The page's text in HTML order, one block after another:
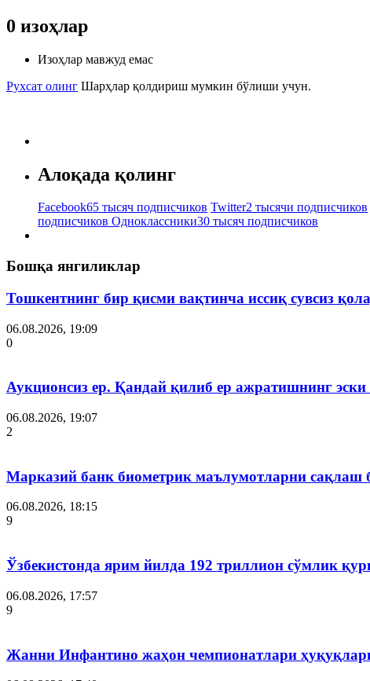
0 изоҳлар
Изоҳлар мавжуд емас
Рухсат олинг Шарҳлар қолдириш мумкин бўлиши учун.
Алоқада қолинг
Facebook65 тысяч подписчиков Twitter2 тысячи подписчиков
подписчиков Одноклассники30 тысяч подписчиков
Бошқа янгиликлар
Тошкентнинг бир қисми вақтинча иссиқ сувсиз
06.08.2026, 19:09
0
Аукционсиз ер. Қандай қилиб ер ажратишнинг
06.08.2026, 19:07
2
Марказий банк биометрик маълумотларни сақлаш
06.08.2026, 18:15
9
Ўзбекистонда ярим йилда 192 триллион сўмлик
06.08.2026, 17:57
9
Жанни Инфантино жаҳон чемпионатлари